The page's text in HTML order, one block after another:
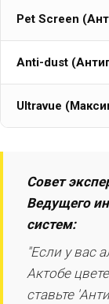
Pet Screen
Anti-dust
Ultravue
Совет
Ведущего
систем:
"Если у вас
Актобе
ставьте